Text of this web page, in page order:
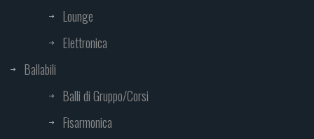
Lounge
Elettronica
Ballabili
Balli di Gruppo/Corsi
Fisarmonica